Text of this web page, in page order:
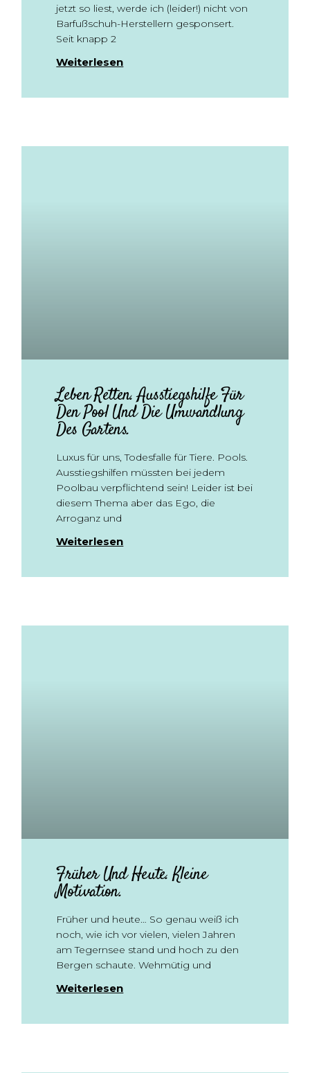
jetzt so liest, werde ich (leider!) nicht von
Barfußschuh-Herstellern gesponsert.
Seit knapp 2
Weiterlesen
Leben Retten. Ausstiegshilfe Für
Den Pool Und Die Umwandlung
Des Gartens.
Luxus für uns, Todesfalle für Tiere. Pools.
Ausstiegshilfen müssten bei jedem
Poolbau verpflichtend sein! Leider ist bei
diesem Thema aber das Ego, die
Arroganz und
Weiterlesen
Früher Und Heute. Kleine
Motivation.
Früher und heute… So genau weiß ich
noch, wie ich vor vielen, vielen Jahren
am Tegernsee stand und hoch zu den
Bergen schaute. Wehmütig und
Weiterlesen